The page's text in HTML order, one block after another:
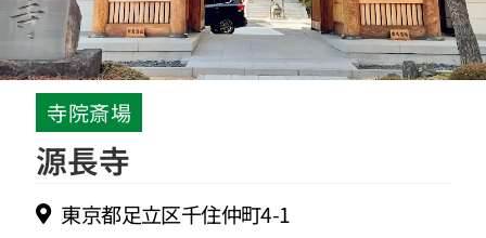
寺院斎場
源長寺
東京都足立区千住仲町4-1